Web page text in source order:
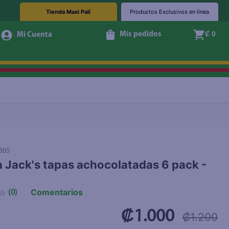
Tienda Maxi Palí Productos Exclusivos en línea
Mis pedidos ₡ 0
Jack's tapas achocolatadas 6 pack -
☆ (0) Comentarios
₡1.200
₡1.000